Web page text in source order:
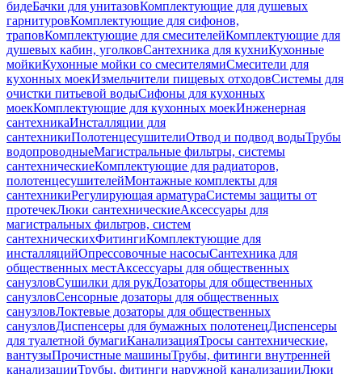
бидеБачки для унитазовКомплектующие для душевых
гарнитуровКомплектующие для сифонов,
траповКомплектующие для смесителейКомплектующие для
душевых кабин, уголковСантехника для кухниКухонные
мойкиКухонные мойки со смесителямиСмесители для
кухонных моекИзмельчители пищевых отходовСистемы для
очистки питьевой водыСифоны для кухонных
моекКомплектующие для кухонных моекИнженерная
сантехникаИнсталляции для
сантехникиПолотенцесушителиОтвод и подвод водыТрубы
водопроводныеМагистральные фильтры, системы
сантехническиеКомплектующие для радиаторов,
полотенцесушителейМонтажные комплекты для
сантехникиРегулирующая арматураСистемы защиты от
протечекЛюки сантехническиеАксессуары для
магистральных фильтров, систем
сантехническихФитингиКомплектующие для
инсталляцийОпрессовочные насосыСантехника для
общественных местАксессуары для общественных
санузловСушилки для рукДозаторы для общественных
санузловСенсорные дозаторы для общественных
санузловЛоктевые дозаторы для общественных
санузловДиспенсеры для бумажных полотенецДиспенсеры
для туалетной бумагиКанализацияТросы сантехнические,
вантузыПрочистные машиныТрубы, фитинги внутренней
канализацииТрубы, фитинги наружной канализацииЛюки